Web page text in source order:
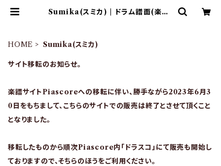
Sumika(スミカ) | ドラム譜面(楽譜)
HOME Sumika(スミカ)
サイト移転のお知らせ。
楽譜サイトPiascoreへの移転に伴い、勝手ながら2023年6月3
0日をもちまして、こちらのサイトでの販売は終了とさせて頂くこと
となりました。
移転したものから順次Piascore内「ドラスコ」にて販売も開始し
ておりますので、そちらのほうをご利用ください。